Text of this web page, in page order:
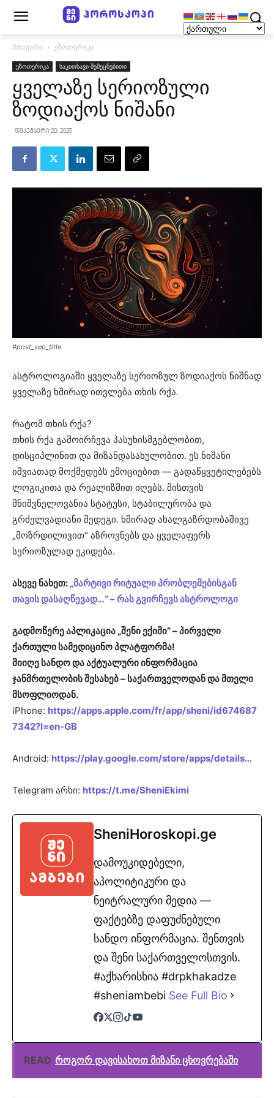
მთავარი ეზოთერიკა
ეზოთერიკა საკითხავი შემეცნებითი
ყველაზე სერიოზული
ზოდიაქოს ნიშანი
დეკემბერი 20, 2025
#post_seo_title
ასტროლოგიაში ყველაზე სერიოზულ ზოდიაქოს ნიშნად
ყველაზე ხშირად ითვლება თხის რქა.
რატომ თხის რქა?
თხის რქა გამოირჩევა პასუხისმგებლობით,
დისციპლინით და მიზანდასახულობით. ეს ნიშანი
იშვიათად მოქმედებს ემოციებით — გადაწყვეტილებებს
ლოგიკითა და რეალიზმით იღებს. მისთვის
მნიშვნელოვანია სტატუსი, სტაბილურობა და
გრძელვადიანი შედეგი. ხშირად ახალგაზრდობაშივე
„მოზრდილივით“ აზროვნებს და ყველაფერს
სერიოზულად ეკიდება.
ასევე ნახეთ: „მარტივი რიტუალი პრობლემებისგან
თავის დასაღწევად…“ – რას გვირჩევს ასტროლოგი
გადმოწერე აპლიკაცია „შენი ექიმი“ – პირველი
ქართული სამედიცინო პლატფორმა!
მიიღე სანდო და აქტუალური ინფორმაცია
ჯანმრთელობის შესახებ – საქართველოდან და მთელი
მსოფლიოდან.
iPhone: https://apps.apple.com/fr/app/sheni/id674687
7342?l=en-GB
Android: https://play.google.com/store/apps/details…
Telegram არხი: https://t.me/SheniEkimi
SheniHoroskopi.ge
დამოუკიდებელი,
აპოლიტიკური და
ნეიტრალური მედია —
ფაქტებზე დაფუძნებული
სანდო ინფორმაცია. შენთვის
და შენი საქართველოსთვის.
#აქხარისხია #drpkhakadze
#sheniambebi See Full Bio
READ როგორ დავისახოთ მიზანი ცხოვრებაში